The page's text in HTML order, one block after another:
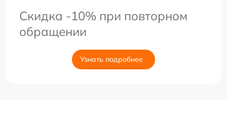
Скидка -10% при повторном
обращении
Узнать подробнее